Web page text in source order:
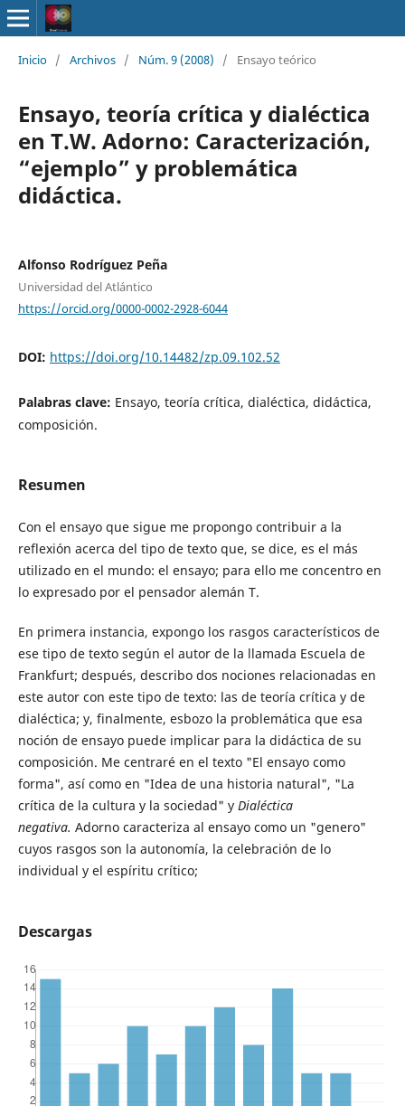
Inicio / Archivos / Núm. 9 (2008) / Ensayo teórico
Ensayo, teoría crítica y dialéctica
en T.W. Adorno: Caracterización,
“ejemplo” y problemática
didáctica.
Alfonso Rodríguez Peña
Universidad del Atlántico
https://orcid.org/0000-0002-2928-6044
DOI: https://doi.org/10.14482/zp.09.102.52
Palabras clave: Ensayo, teoría crítica, dialéctica, didáctica,
composición.
Resumen
Con el ensayo que sigue me propongo contribuir a la
reflexión acerca del tipo de texto que, se dice, es el más
utilizado en el mundo: el ensayo; para ello me concentro en
lo expresado por el pensador alemán T.
En primera instancia, expongo los rasgos característicos de
ese tipo de texto según el autor de la llamada Escuela de
Frankfurt; después, describo dos nociones relacionadas en
este autor con este tipo de texto: las de teoría crítica y de
dialéctica; y, finalmente, esbozo la problemática que esa
noción de ensayo puede implicar para la didáctica de su
composición. Me centraré en el texto "El ensayo como
forma", así como en "Idea de una historia natural", "La
crítica de la cultura y la sociedad" y Dialéctica
negativa. Adorno caracteriza al ensayo como un "genero"
cuyos rasgos son la autonomía, la celebración de lo
individual y el espíritu crítico;
Descargas